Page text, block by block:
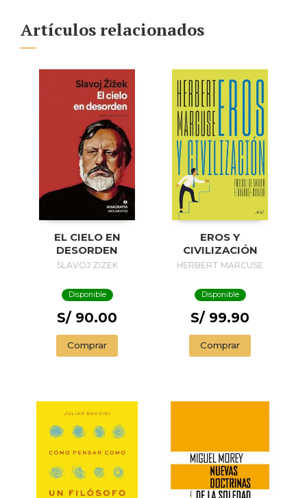
Artículos relacionados
EL CIELO EN
DESORDEN
SLAVOJ ZIZEK
Disponible
S/ 90.00
Comprar
EROS Y
CIVILIZACIÓN
HERBERT MARCUSE
Disponible
S/ 99.90
Comprar